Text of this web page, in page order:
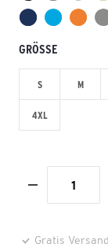
GRÖSSE
S M
4XL
Gratis